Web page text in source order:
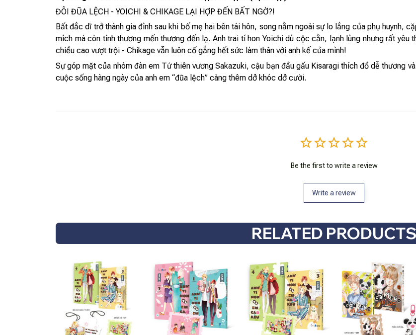
ĐÔI ĐŨA LỆCH - YOICHI & CHIKAGE LẠI HỢP ĐẾN BẤT NGỜ?!
Bất đắc dĩ trở thành gia đình sau khi bố mẹ hai bên tái hôn, song nằm ngoài sự lo lắng của phụ huynh,
mích mà còn tình thương mến thương đến lạ. Anh trai tí hon Yoichi dù cộc cằn, lạnh lùng nhưng rất yêu
chiều cao vượt trội - Chikage vẫn luôn cố gắng hết sức làm thân với anh kế của mình!
Sự góp mặt của nhóm đàn em Tứ thiên vương Sakazuki, cậu bạn đầu gấu Kisaragi thích đồ dễ thương
cuộc sống hàng ngày của anh em “đũa lệch” càng thêm dở khóc dở cười.
Be the first to write a review
Write a review
RELATED PRODUCTS